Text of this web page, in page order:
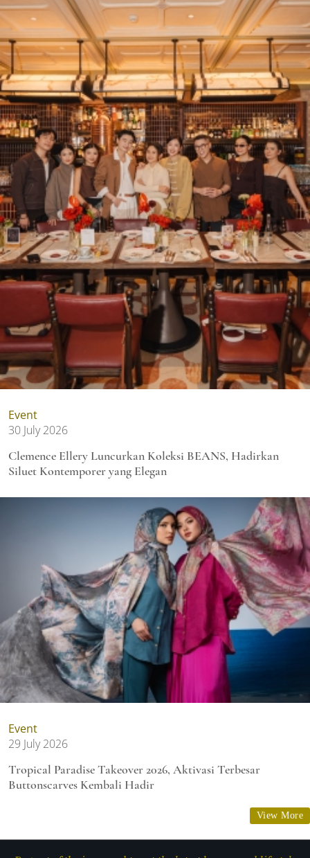
Event
30 July 2026
Clemence Ellery Luncurkan Koleksi BEANS, Hadirkan
Siluet Kontemporer yang Elegan
Event
29 July 2026
Tropical Paradise Takeover 2026, Aktivasi Terbesar
Buttonscarves Kembali Hadir
View More